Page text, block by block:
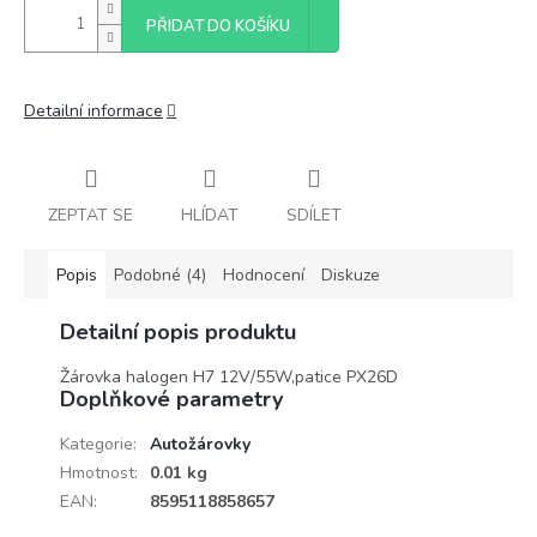
PŘIDAT DO KOŠÍKU
Detailní informace
ZEPTAT SE HLÍDAT SDÍLET
Popis Podobné (4) Hodnocení Diskuze
Detailní popis produktu
Žárovka halogen H7 12V/55W,patice PX26D
Doplňkové parametry
Kategorie:
Autožárovky
Hmotnost:
0.01 kg
EAN: 8595118858657